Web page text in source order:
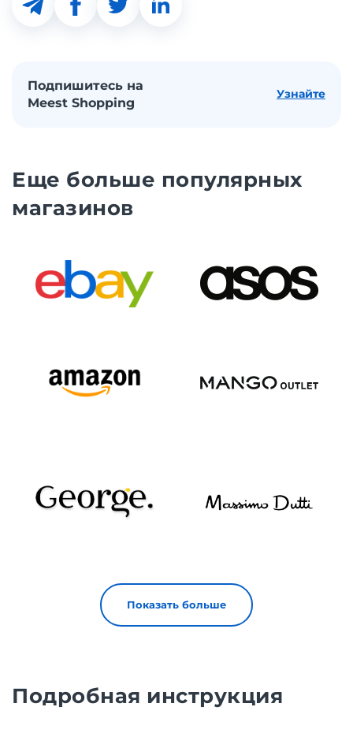
Подпишитесь на
Meest Shopping
Узнайте
Еще больше популярных
магазинов
Показать больше
Подробная инструкция